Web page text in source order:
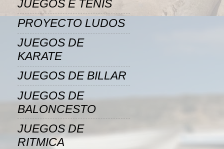
JUEGOS E TENIS
PROYECTO LUDOS
JUEGOS DE
KARATE
JUEGOS DE BILLAR
JUEGOS DE
BALONCESTO
JUEGOS DE
RITMICA